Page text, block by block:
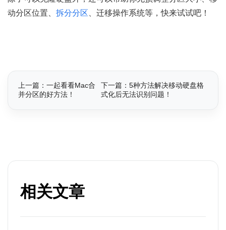
动分区位置、 拆分分区 、迁移操作系统等，快来试试吧！
上一篇：一起看看Mac合
并分区的好方法！
下一篇：5种方法解决移动硬盘格
式化后无法识别问题！
相关文章